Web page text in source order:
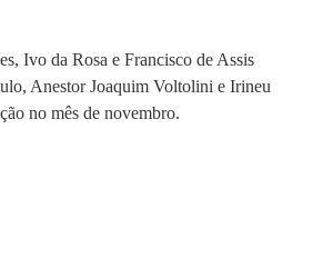
Ivo da Rosa e Francisco de Assis
Anestor Joaquim Voltolini e Irineu
no mês de novembro.